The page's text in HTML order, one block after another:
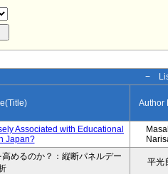
−
Author
Associated with Educational
Japan?
めるのか？：縦断パネルデー
平光